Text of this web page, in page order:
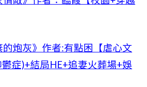
的炮灰》作者:有點困【虐心文
症)+結局HE+追妻火葬場+娛